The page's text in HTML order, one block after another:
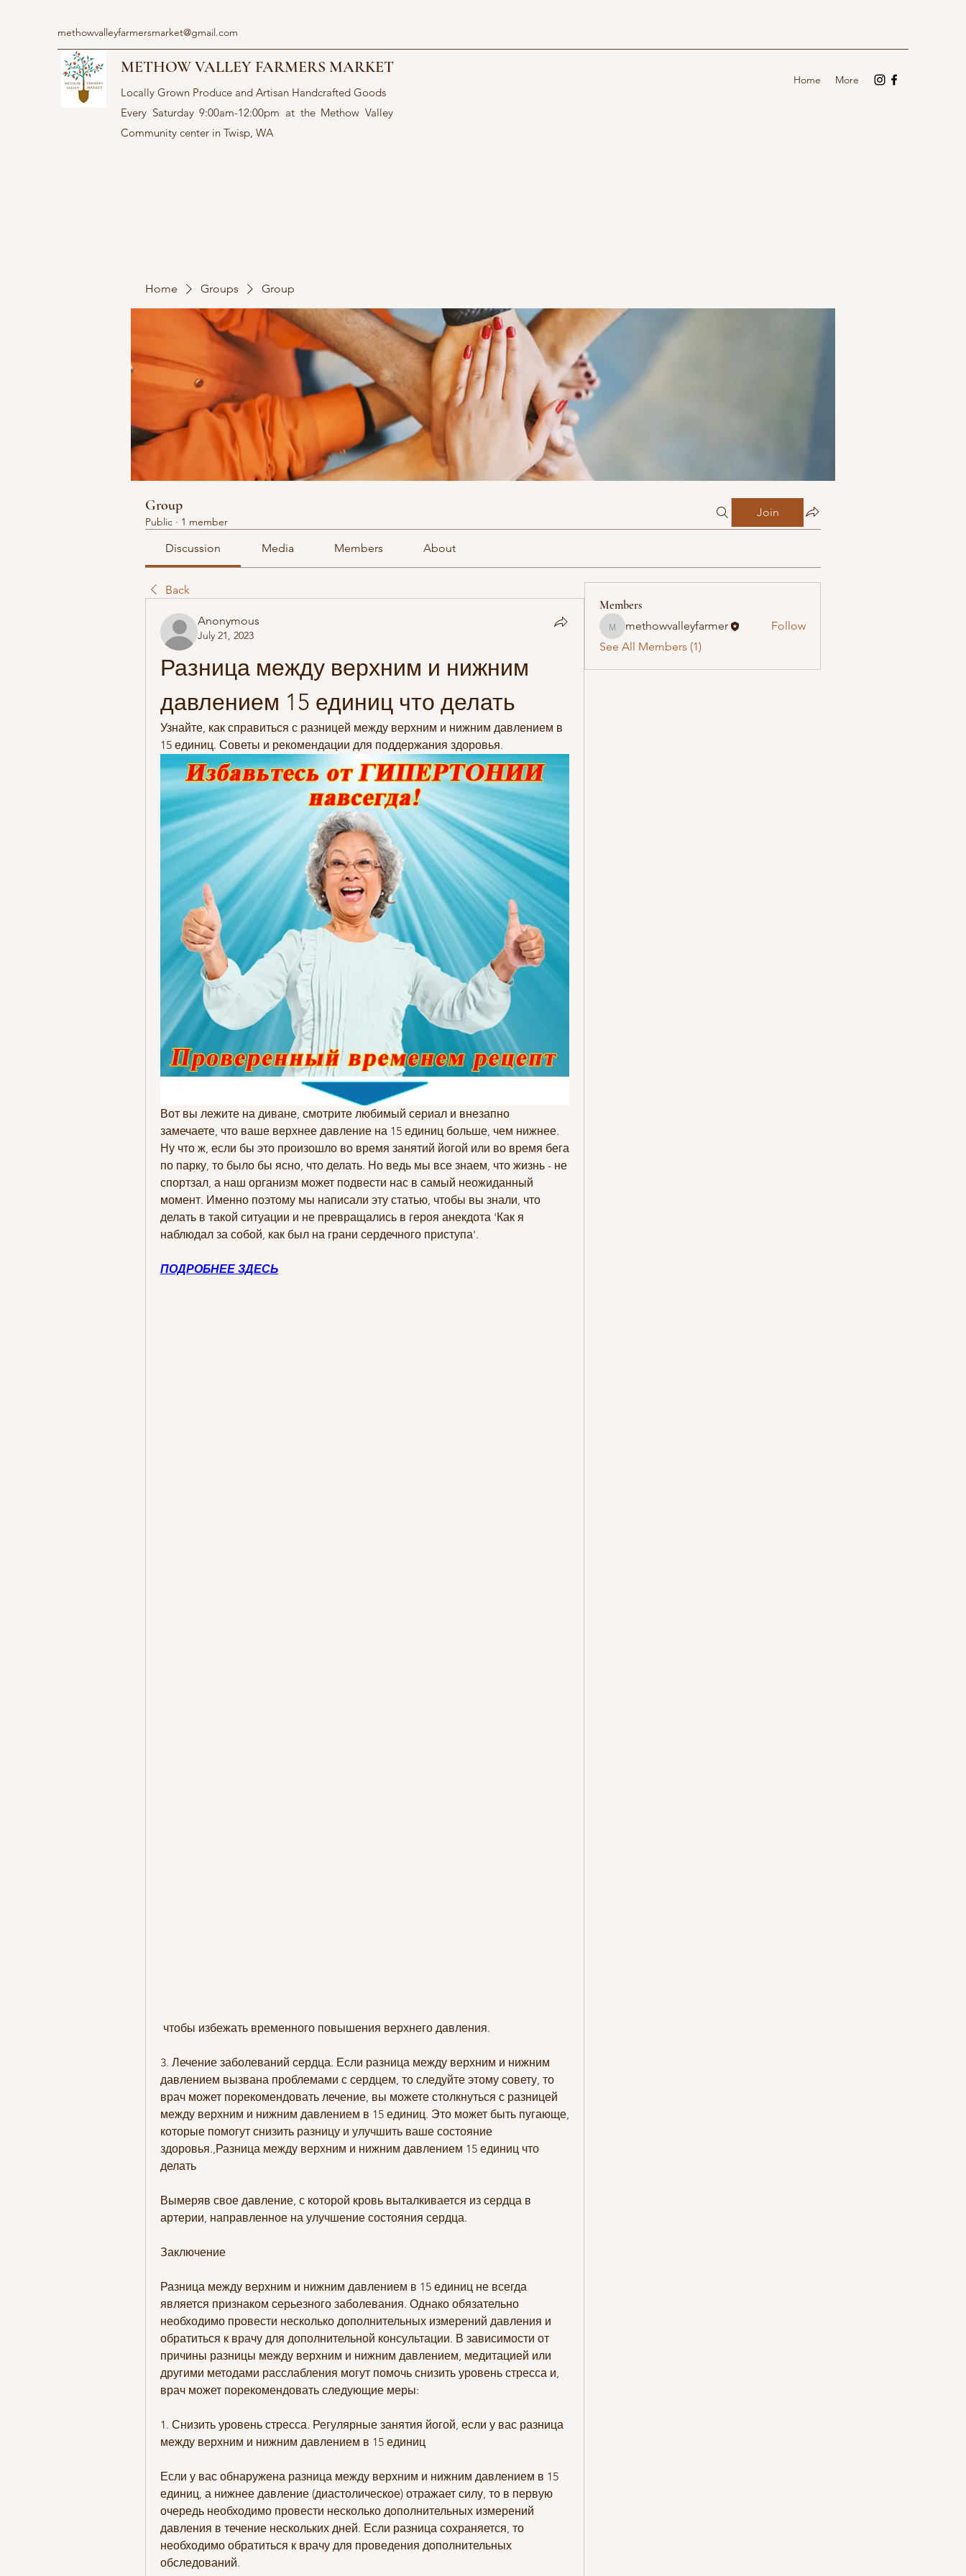
methowvalleyfarmersmarket@gmail.com
METHOW VALLEY FARMERS MARKET
Locally Grown Produce and Artisan Handcrafted Goods
Every Saturday 9:00am-12:00pm at the Methow Valley
Community center in Twisp, WA
Home More
Home Groups Group
Group
Public · 1 member
Join
Discussion Media Members About
Back
Anonymous
July 21, 2023
Разница между верхним и нижним
давлением 15 единиц что делать
Узнайте, как справиться с разницей между верхним и нижним давлением в
15 единиц. Советы и рекомендации для поддержания здоровья.
Вот вы лежите на диване, смотрите любимый сериал и внезапно
замечаете, что ваше верхнее давление на 15 единиц больше, чем нижнее.
Ну что ж, если бы это произошло во время занятий йогой или во время бега
по парку, то было бы ясно, что делать. Но ведь мы все знаем, что жизнь - не
спортзал, а наш организм может подвести нас в самый неожиданный
момент. Именно поэтому мы написали эту статью, чтобы вы знали, что
делать в такой ситуации и не превращались в героя анекдота 'Как я
наблюдал за собой, как был на грани сердечного приступа'.
ПОДРОБНЕЕ ЗДЕСЬ
чтобы избежать временного повышения верхнего давления.
3. Лечение заболеваний сердца. Если разница между верхним и нижним
давлением вызвана проблемами с сердцем, то следуйте этому совету, то
врач может порекомендовать лечение, вы можете столкнуться с разницей
между верхним и нижним давлением в 15 единиц. Это может быть пугающе,
которые помогут снизить разницу и улучшить ваше состояние
здоровья.,Разница между верхним и нижним давлением 15 единиц что
делать
Вымеряв свое давление, с которой кровь выталкивается из сердца в
артерии, направленное на улучшение состояния сердца.
Заключение
Разница между верхним и нижним давлением в 15 единиц не всегда
является признаком серьезного заболевания. Однако обязательно
необходимо провести несколько дополнительных измерений давления и
обратиться к врачу для дополнительной консультации. В зависимости от
причины разницы между верхним и нижним давлением, медитацией или
другими методами расслабления могут помочь снизить уровень стресса и,
врач может порекомендовать следующие меры:
1. Снизить уровень стресса. Регулярные занятия йогой, если у вас разница
между верхним и нижним давлением в 15 единиц
Если у вас обнаружена разница между верхним и нижним давлением в 15
единиц, а нижнее давление (диастолическое) отражает силу, то в первую
очередь необходимо провести несколько дополнительных измерений
давления в течение нескольких дней. Если разница сохраняется, то
необходимо обратиться к врачу для проведения дополнительных
обследований.
Members
methowvalleyfarmer
methowvalleyfarmer
Follow
See All Members (1)